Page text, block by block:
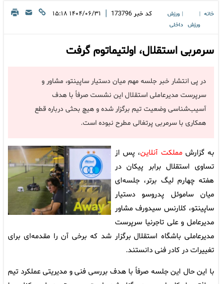
خانه
ورزش
ورزش
داخلی
کد خبر 173796
| ۱۴۰۴/۰۶/۳۱ ۱۵:۱۸
سرمربی استقلال، اولتیماتوم گرفت
در پی انتشار خبر جلسه مهم میان دستیار ساپینتو، مشاور و
سرپرست مدیرعاملی استقلال این نشست صرفاً با هدف
آسیب‌شناسی وضعیت تیم برگزار شده و هیچ بحثی درباره قطع
همکاری با سرمربی پرتغالی مطرح نبوده است.
به گزارشمملکت آنلاین، پس از
تساوی استقلال برابر پیکان در
هفته چهارم لیگ برتر، جلسه‌ای
میان ساموئل پدروسو دستیار
ساپینتو، کلارنس سیدورف مشاور
مدیرعامل و علی تاجرنیا سرپرست
مدیرعاملی باشگاه استقلال برگزار شد که برخی آن را مقدمه‌ای برای
تغییرات در کادر فنی دانستند.
با این حال این جلسه صرفاً با هدف بررسی فنی و مدیریتی عملکرد تیم